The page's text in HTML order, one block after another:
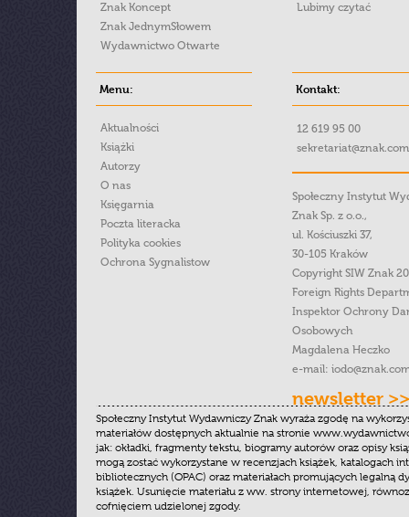
Znak Koncept
Znak JednymSłowem
Wydawnictwo Otwarte
Lubimy czytać
Menu:
Aktualności
Książki
Autorzy
O nas
Księgarnia
Poczta literacka
Polityka cookies
Ochrona Sygnalistow
Kontakt:
12 619 95 00
Społeczny Instytut
Znak Sp. z o.o.,
ul. Kościuszki 37,
30-105 Kraków
Copyright SIW Znak
Foreign Rights
Inspektor Ochrony
Osobowych
Magdalena Heczko
e-mail:
newsletter >>
Społeczny Instytut Wydawniczy Znak wyraża zgodę na
materiałów dostępnych aktualnie na stronie
jak: okładki, fragmenty tekstu, biogramy autorów oraz opisy
mogą zostać wykorzystane w recenzjach książek, katalogach
bibliotecznych (OPAC) oraz materiałach promujących legalną
książek. Usunięcie materiału z ww. strony internetowej,
cofnięciem udzielonej zgody.